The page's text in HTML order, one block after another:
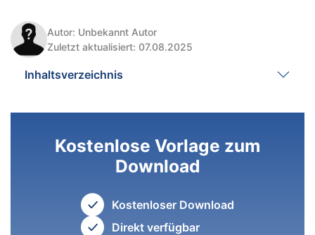
Autor: Unbekannt Autor
Zuletzt aktualisiert: 07.08.2025
Inhaltsverzeichnis
Kostenlose Vorlage zum
Download
Kostenloser Download
Direkt verfügbar